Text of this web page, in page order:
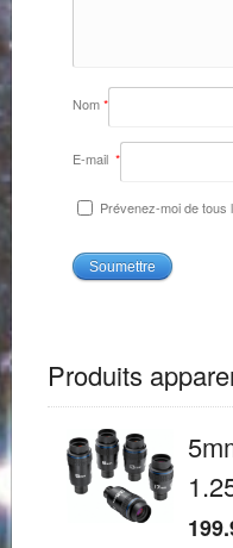
Nom*
E-mail *
Prévenez-moi de tous
Produits